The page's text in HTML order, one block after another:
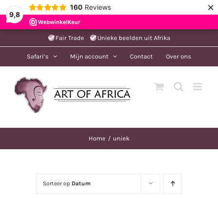
9,8
160 Reviews ×
naar
Fair Trade Unieke beelden uit Afrika
Safari’s Mijn account Contact Over ons
Home uniek
Sorteer op Datum